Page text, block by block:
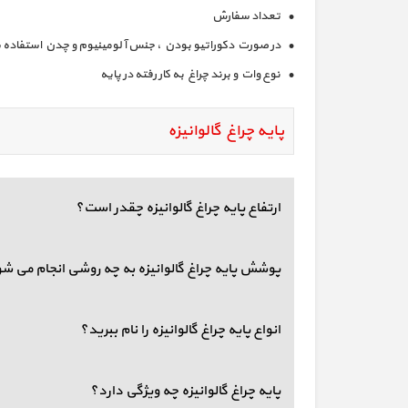
• تعداد سفارش
• در صورت دکوراتیو بودن ، جنس آلومینیوم و چدن
• نوع وات و برند چراغ به کار رفته در پایه
پایه چراغ گالوانیزه
ارتفاع پایه چراغ گالوانیزه چقدر است؟
پوشش پایه چراغ گالوانیزه به چه روشی انجام می
انواع پایه چراغ گالوانیزه را نام ببرید؟
پایه چراغ گالوانیزه چه ویژگی دارد؟